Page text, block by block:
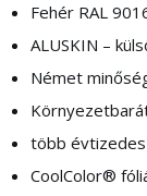
Fehér RAL
ALUSKIN –
Német
több
CoolColor®